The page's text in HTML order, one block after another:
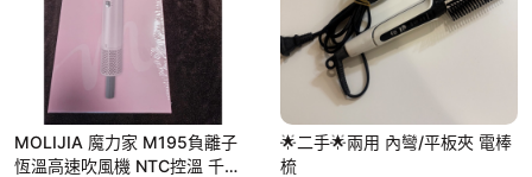
MOLIJIA 魔力家 M195負離子
恆溫高速吹風機 NTC控溫 千萬
🌟二手🌟兩用 內彎/平板夾 電棒
梳